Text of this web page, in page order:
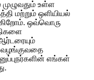
உள்ள
மற்றும் ஒளியியல்
ஒவ்வொரு
வழங்குவதை
எங்கள்